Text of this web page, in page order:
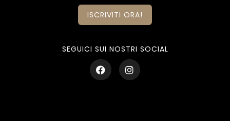
ISCRIVITI ORA!
SEGUICI SUI NOSTRI SOCIAL